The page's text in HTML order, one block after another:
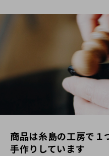
30代
女性
2018/01/25 20:33:17
手にすんなりと馴染む質感
と触っていたいくらいです
していただきましたが、糸
り変わりますね。長く、大
2018/02/01 16:45:33
けたようで嬉しいです。使うほ
質感をお楽しみください。
商品は⽷島の⼯房で１
⼿作りしています